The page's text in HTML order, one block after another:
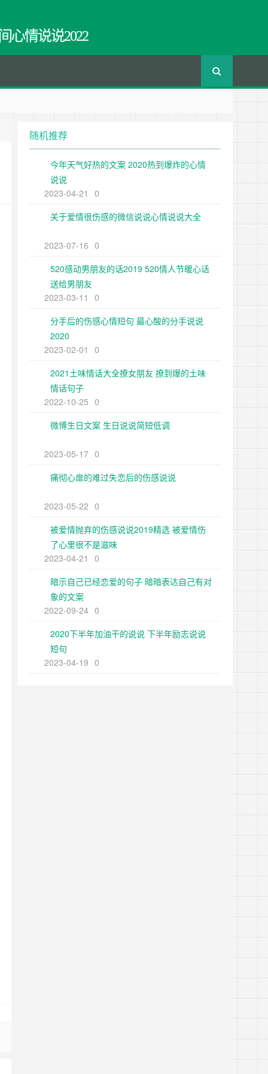
心情说说2022
随机推荐
今年天气好热的文案 2020热到爆炸的心情
说说
2023-04-21
0
关于爱情很伤感的微信说说心情说说大全
2023-07-16 0
520感动男朋友的话2019 520情人节暖心话
送给男朋友
2023-03-11
0
分手后的伤感心情短句 最心酸的分手说说
2020
2023-02-01
0
2021土味情话大全撩女朋友 撩到爆的土味
情话句子
2022-10-25 0
微博生日文案 生日说说简短低调
2023-05-17 0
痛彻心扉的难过失恋后的伤感说说
2023-05-22 0
被爱情抛弃的伤感说说2019精选 被爱情伤
了心里很不是滋味
2023-04-21
0
暗示自己已经恋爱的句子 暗暗表达自己有对
象的文案
2022-09-24 0
2020下半年加油干的说说 下半年励志说说
短句
2023-04-19 0